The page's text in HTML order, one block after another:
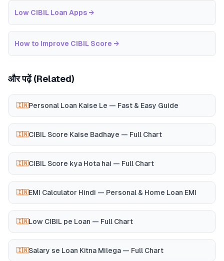
Low CIBIL Loan Apps →
How to Improve CIBIL Score →
और पढ़ें (Related)
🇮🇳Personal Loan Kaise Le — Fast & Easy Guide
🇮🇳CIBIL Score Kaise Badhaye — Full Chart
🇮🇳CIBIL Score kya Hota hai — Full Chart
🇮🇳EMI Calculator Hindi — Personal & Home Loan EMI
🇮🇳Low CIBIL pe Loan — Full Chart
🇮🇳Salary se Loan Kitna Milega — Full Chart